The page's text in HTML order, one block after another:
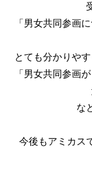
「男女共同参画
とても分かりや
「男女共同参画
な
今後もアミカス